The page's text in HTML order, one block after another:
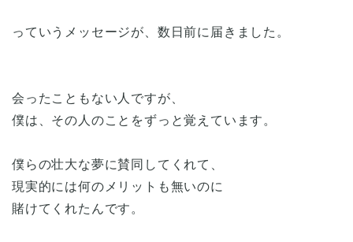
っていうメッセージが、数日前に届きました。
会ったこともない人ですが、
僕は、その人のことをずっと覚えています。
僕らの壮大な夢に賛同してくれて、
現実的には何のメリットも無いのに
賭けてくれたんです。